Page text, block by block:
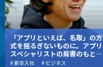
「アプリといえば、名取」の方
式を揺るぎないものに。アプリ
スペシャリストの肩書のもとで
切り拓く、自身のキャリアと会
# 新卒入社 # ビジネス